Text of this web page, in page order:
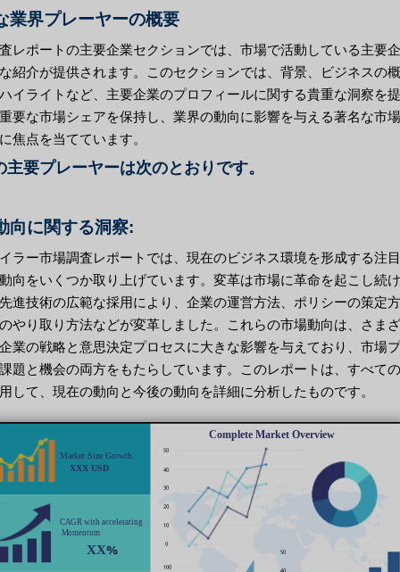
業界プレーヤーの概要
レポートの主要企業セクションでは、市場で活動している主要
紹介が提供されます。このセクションでは、背景、ビジネスの
イライトなど、主要企業のプロフィールに関する貴重な洞察を
要な市場シェアを保持し、業界の動向に影響を与える著名な市
焦点を当てています。
主要プレーヤーは次のとおりです。
向に関する洞察:
ラー市場調査レポートでは、現在のビジネス環境を形成する注
向をいくつか取り上げています。変革は市場に革命を起こし続
進技術の広範な採用により、企業の運営方法、ポリシーの策定
やり取り方法などが変革しました。これらの市場動向は、さま
業の戦略と意思決定プロセスに大きな影響を与えており、市場
題と機会の両方をもたらしています。このレポートは、すべて
して、現在の動向と今後の動向を詳細に分析したものです。